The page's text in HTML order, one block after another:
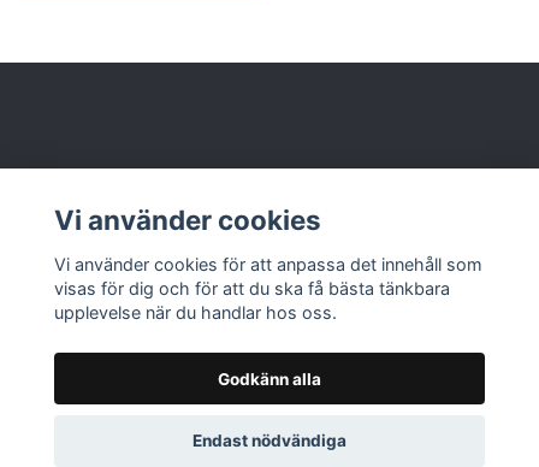
Läs mer
© 2026 Nolbox AB
Vi använder cookies
Vi använder cookies för att anpassa det innehåll som
visas för dig och för att du ska få bästa tänkbara
upplevelse när du handlar hos oss.
Godkänn alla
Endast nödvändiga